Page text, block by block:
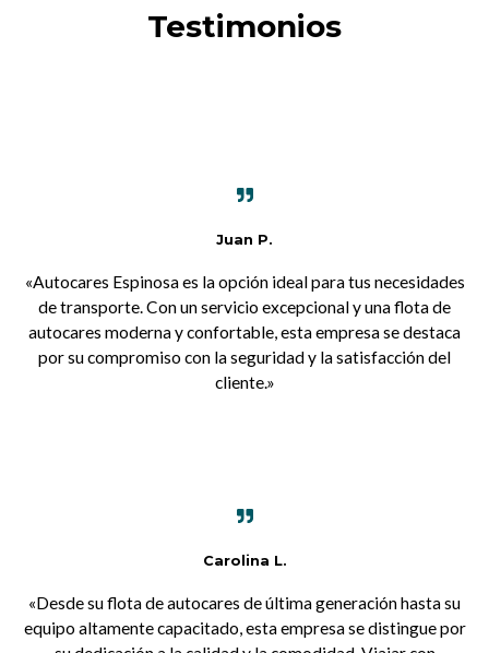
Testimonios
Juan P.
«Autocares Espinosa es la opción ideal para tus necesidades
de transporte. Con un servicio excepcional y una flota de
autocares moderna y confortable, esta empresa se destaca
por su compromiso con la seguridad y la satisfacción del
cliente.»
Carolina L.
«Desde su flota de autocares de última generación hasta su
equipo altamente capacitado, esta empresa se distingue por